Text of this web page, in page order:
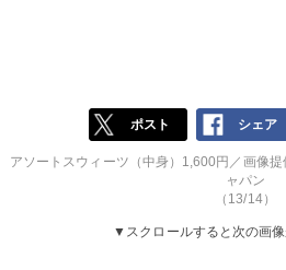
ポスト シェア
アソートスウィーツ（中身）1,600円／画像
ャパン
（13/14）
▼スクロールすると次の画